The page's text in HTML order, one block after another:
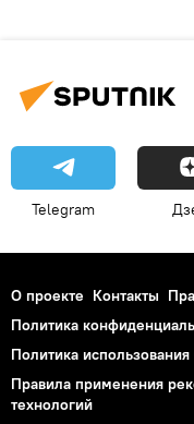
Telegram
О проекте Контакты
Политика
Политика
Правила применения
технологий